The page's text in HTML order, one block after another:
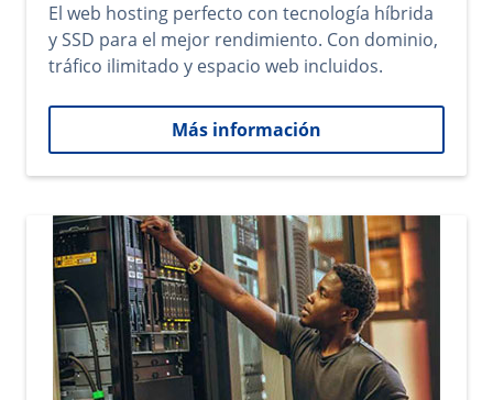
El web hosting perfecto con tecnología híbrida
y SSD para el mejor rendimiento. Con dominio,
tráfico ilimitado y espacio web incluidos.
Más información